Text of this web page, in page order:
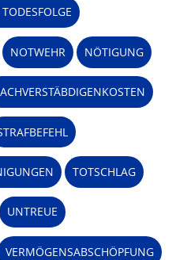
NOTWEHR NÖTIGUNG
TOTSCHLAG
UNTREUE
VERMÖGENSABSCHÖPFUNG